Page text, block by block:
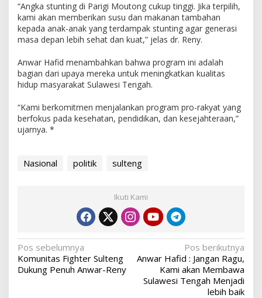
“Angka stunting di Parigi Moutong cukup tinggi. Jika terpilih,
kami akan memberikan susu dan makanan tambahan
kepada anak-anak yang terdampak stunting agar generasi
masa depan lebih sehat dan kuat,” jelas dr. Reny.
Anwar Hafid menambahkan bahwa program ini adalah
bagian dari upaya mereka untuk meningkatkan kualitas
hidup masyarakat Sulawesi Tengah.
“Kami berkomitmen menjalankan program pro-rakyat yang
berfokus pada kesehatan, pendidikan, dan kesejahteraan,”
ujarnya. *
Nasional politik sulteng
Ikuti Kami
Navigasi
pos
Pos sebelumnya
Komunitas Fighter Sulteng
Dukung Penuh Anwar-Reny
Pos berikutnya
Anwar Hafid : Jangan Ragu,
Kami akan Membawa
Sulawesi Tengah Menjadi
lebih baik